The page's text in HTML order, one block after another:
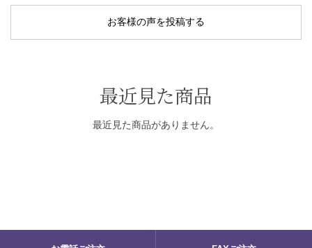
お客様の声を投稿する
最近見た商品
最近見た商品がありません。